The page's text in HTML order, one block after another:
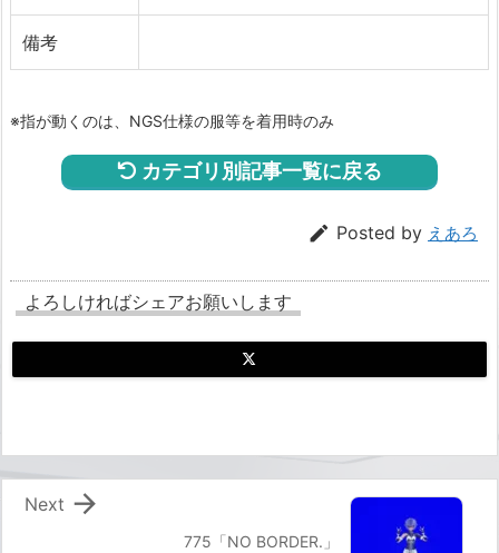
備考
※指が動くのは、NGS仕様の服等を着用時のみ
カテゴリ別記事一覧に戻る
 Posted by えあろ
よろしければシェアお願いします
775「NO BORDER.」

Next